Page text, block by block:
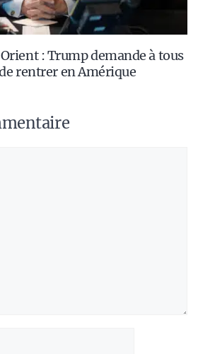
: Trump demande à tous
rentrer en Amérique